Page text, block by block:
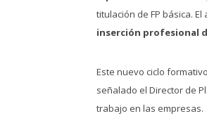
titulación de FP básica.
inserción profesional
Este nuevo ciclo
señalado el Director de
trabajo en las empresas.